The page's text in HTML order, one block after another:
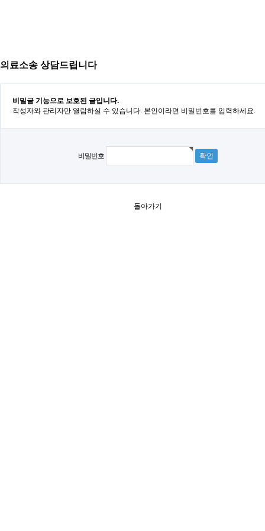
의료소송 상담드립니다
비밀글 기능으로 보호된 글입니다.
작성자와 관리자만 열람하실 수 있습니다. 본인이라면 비밀번호를 입력하세요.
비밀번호
돌아가기